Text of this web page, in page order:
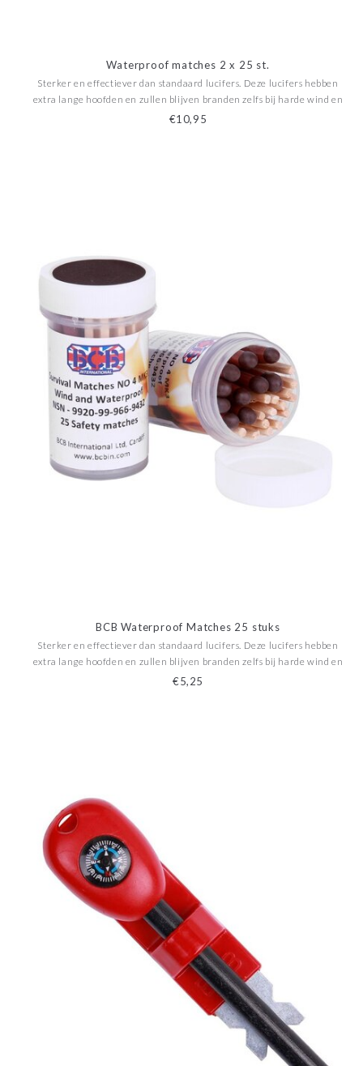
Waterproof matches 2 x 25 st.
Sterker en effectiever dan standaard lucifers. Deze lucifers hebben
extra lange hoofden en zullen blijven branden zelfs bij harde wind en
regen. Handgedompeld en gelakt. Lucifers zijn verpakt per 25 stuks in
€10,95
BCB Waterproof Matches 25 stuks
Sterker en effectiever dan standaard lucifers. Deze lucifers hebben
extra lange hoofden en zullen blijven branden zelfs bij harde wind en
regen. Handgedompeld en gelakt. Lucifers zijn verpakt per 25 stuks in
€5,25